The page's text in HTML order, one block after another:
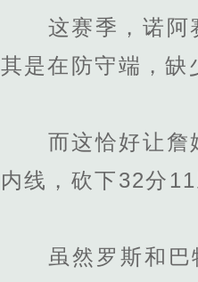
这赛季，诺阿赛
其是在防守端，缺
而这恰好让詹姆
内线，砍下32分
虽然罗斯和巴特